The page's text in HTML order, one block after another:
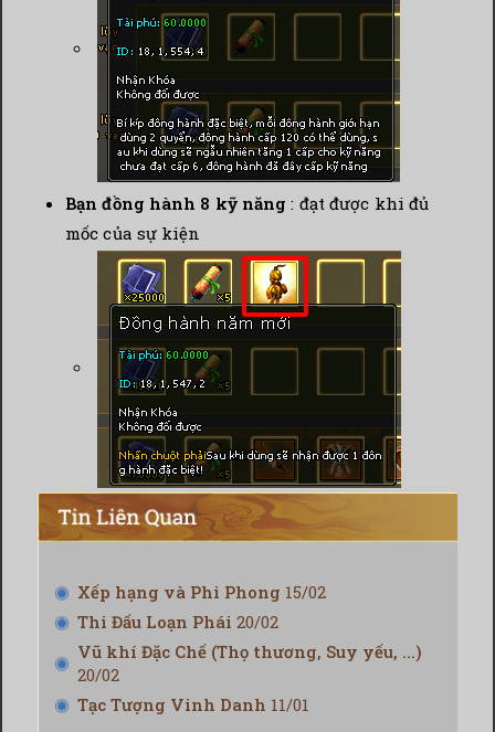
Bạn đồng hành 8 kỹ năng : đạt được khi đủ
mốc của sự kiện
Xếp hạng và Phi Phong 15/02
Thi Đấu Loạn Phái 20/02
Vũ khí Đặc Chế (Thọ thương, Suy yếu, ...)
20/02
Tạc Tượng Vinh Danh 11/01